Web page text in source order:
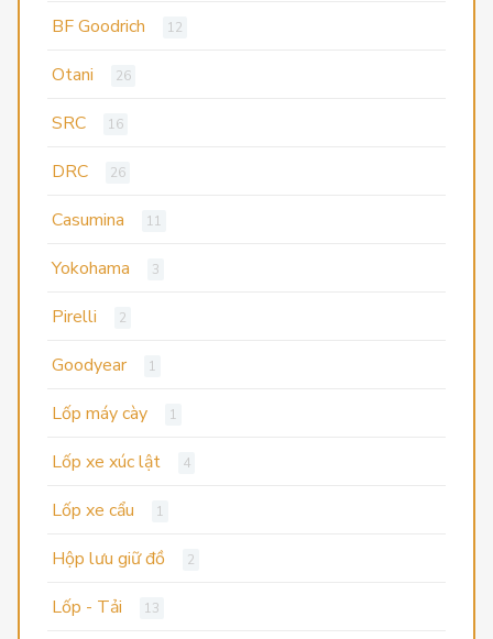
BF Goodrich 12
Otani 26
SRC 16
DRC 26
Casumina 11
Yokohama 3
Pirelli 2
Goodyear 1
Lốp máy cày 1
Lốp xe xúc lật 4
Lốp xe cẩu 1
Hộp lưu giữ đồ 2
Lốp - Tải 13